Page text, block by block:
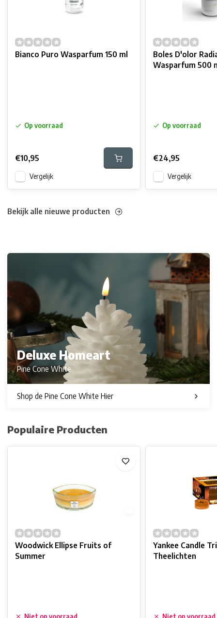
Bianco Puro Wasparfum 150 ml
Op voorraad
€10,95
Vergelijk
Boles D'olor
Wasparfum 500
Op voorraad
€24,95
Vergelijk
Bekijk alle nieuwe producten
Deluxe Homeart
Pine Cone White
Shop de Pine Cone White Hier
Populaire Producten
Woodwick Ellipse Fruits of
Summer
Niet op voorraad
Yankee Candle
Theelichten
Niet op voorraad